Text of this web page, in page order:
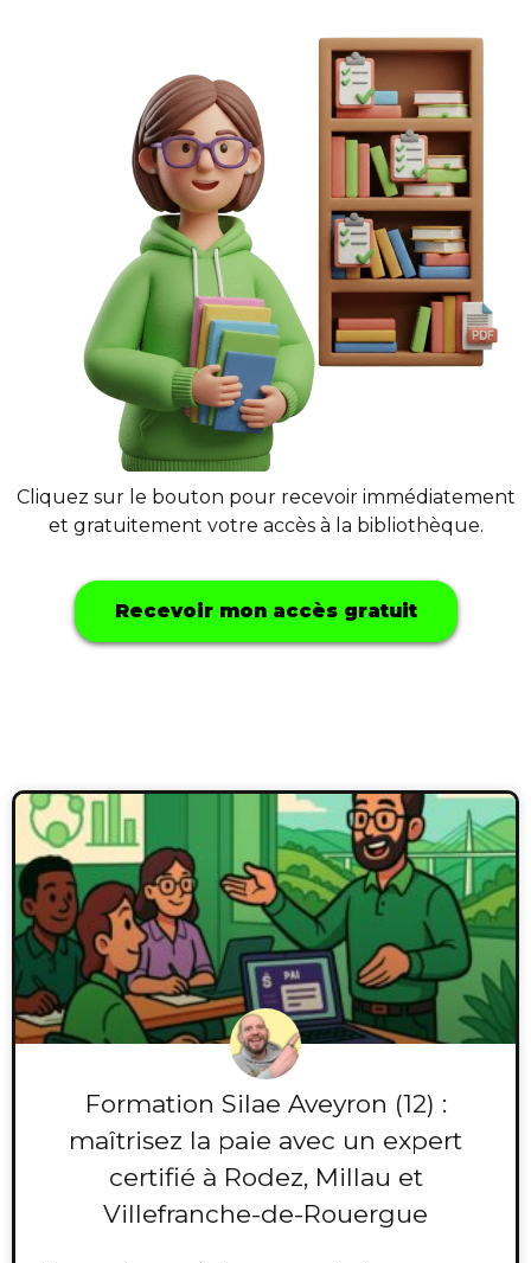
Cliquez sur le bouton pour recevoir immédiatement
et gratuitement votre accès à la bibliothèque.
Recevoir mon accès gratuit
Formation Silae Aveyron (12) :
maîtrisez la paie avec un expert
certifié à Rodez, Millau et
Villefranche-de-Rouergue